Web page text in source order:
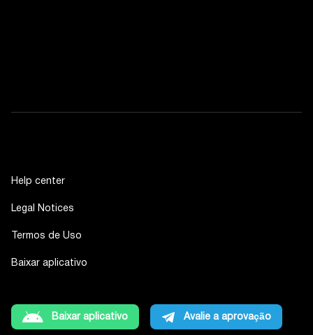
Help center
Legal Notices
Termos de Uso
Baixar aplicativo
Baixar aplicativo Avalie a aprovação